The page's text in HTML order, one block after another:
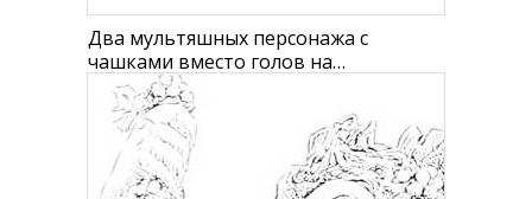
Два мультяшных персонажа с
чашками вместо голов на
вращающихся платформах и
большая цветочная монстра с
шипами и лозами на фоне облаков и
извивающихся растений